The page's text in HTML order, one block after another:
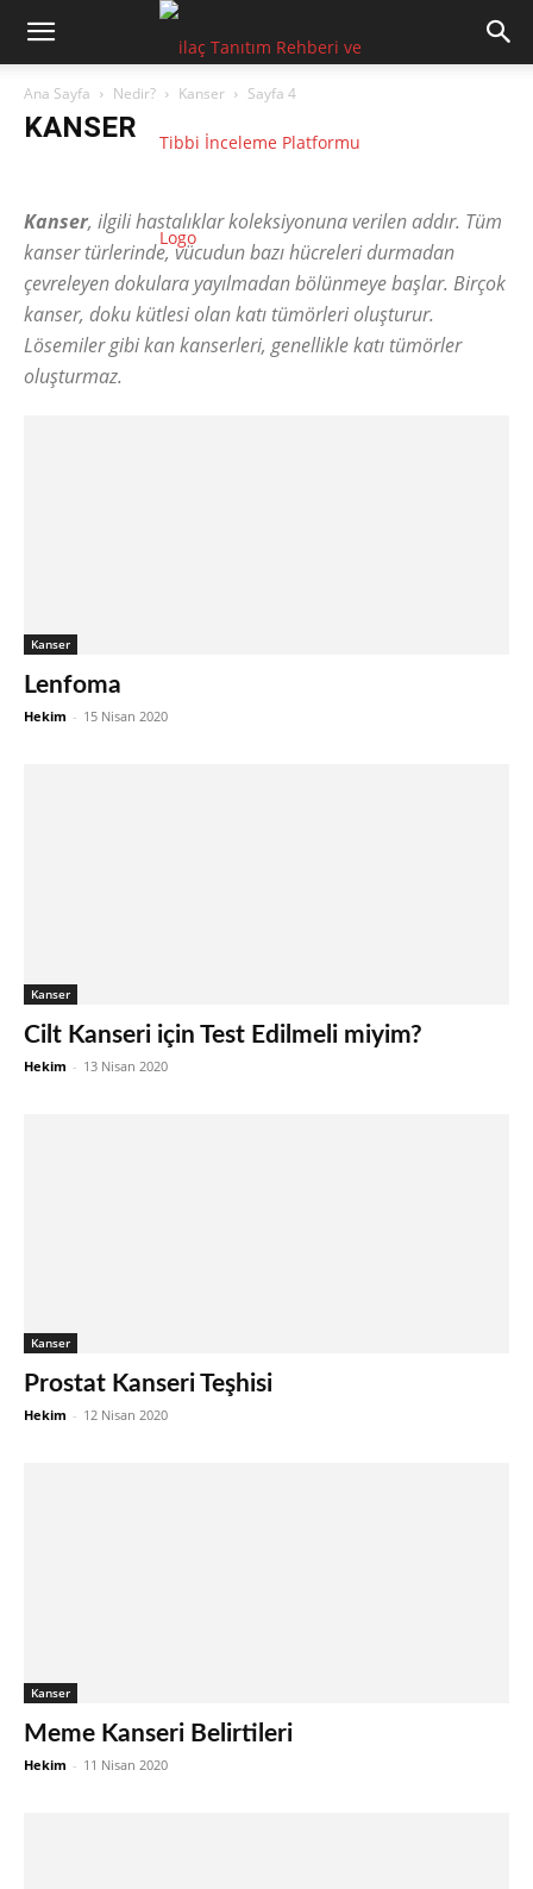
Ana Sayfa Nedir? Kanser Sayfa 4
KANSER
Kanser, ilgili hastalıklar koleksiyonuna verilen addır. Tüm
kanser türlerinde, vücudun bazı hücreleri durmadan
çevreleyen dokulara yayılmadan bölünmeye başlar. Birçok
kanser, doku kütlesi olan katı tümörleri oluşturur.
Lösemiler gibi kan kanserleri, genellikle katı tümörler
oluşturmaz.
Kanser
Lenfoma
Hekim - 15 Nisan 2020
Kanser
Cilt Kanseri için Test Edilmeli miyim?
Hekim - 13 Nisan 2020
Kanser
Prostat Kanseri Teşhisi
Hekim - 12 Nisan 2020
Kanser
Meme Kanseri Belirtileri
Hekim - 11 Nisan 2020